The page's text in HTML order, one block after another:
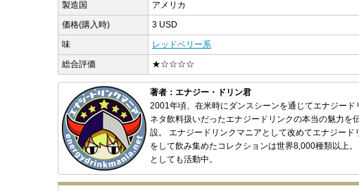
製造国
アメリカ
価格(購入時)
3 USD
味
レッドベリー系
総合評価
★☆☆☆☆
著者：エナジー・ドリン君
2001年頃、在米時にダンスシーンを通じてエナジー
ネタ飲料扱いだったエナジードリンクの本当の魅力を
設。 エナジードリンクマニアとして改めてエナジード
をして飲み集めたコレクションは世界8,000種類以上
としても活動中。